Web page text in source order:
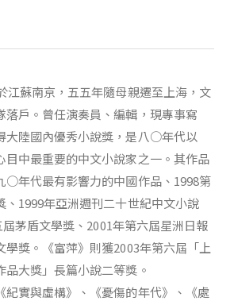
江蘇南京，五五年隨母親遷至上海，文
落戶。曾任演奏員、編輯，現專事寫
大陸國內優秀小說獎，是八○年代以
目中最重要的中文小說家之一。其作品
○年代最有影響力的中國作品、1998第
、1999年亞洲週刊二十世紀中文小說
茅盾文學獎、2001年第六屆星洲日報
學獎。《富萍》則獲2003年第六屆「上
大獎」長篇小說二等獎。
紀實與虛構》、《憂傷的年代》、《處